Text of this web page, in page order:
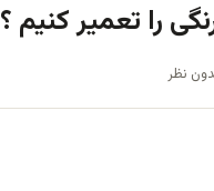
را تعمیر کنیم ؟
نظر